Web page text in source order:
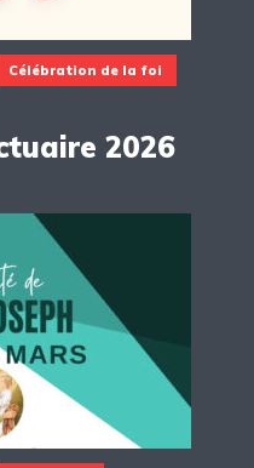
Célébration de la foi
2026